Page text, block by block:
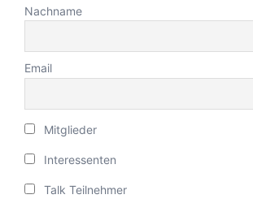
Nachname
Email
Mitglieder
Interessenten
Talk Teilnehmer